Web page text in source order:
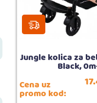
Jungle kolica za
Black,
Cena uz
promo kod: